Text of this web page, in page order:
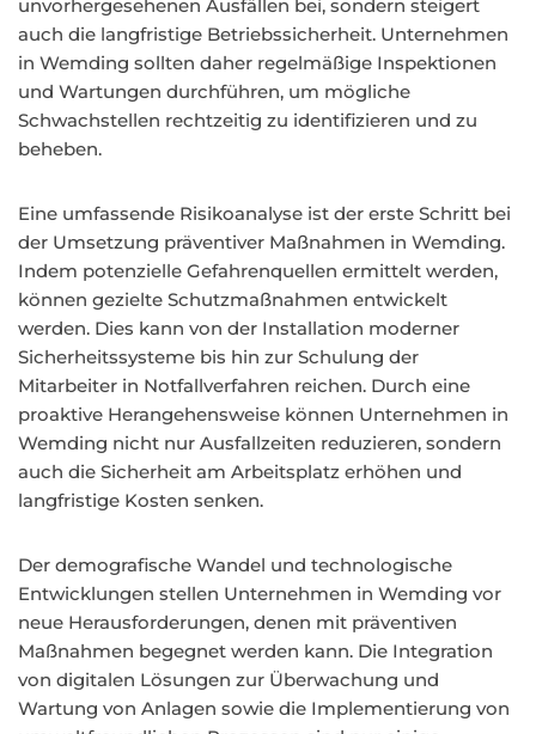
unvorhergesehenen Ausfällen bei, sondern steigert
auch die langfristige Betriebssicherheit. Unternehmen
in Wemding sollten daher regelmäßige Inspektionen
und Wartungen durchführen, um mögliche
Schwachstellen rechtzeitig zu identifizieren und zu
beheben.
Eine umfassende Risikoanalyse ist der erste Schritt bei
der Umsetzung präventiver Maßnahmen in Wemding.
Indem potenzielle Gefahrenquellen ermittelt werden,
können gezielte Schutzmaßnahmen entwickelt
werden. Dies kann von der Installation moderner
Sicherheitssysteme bis hin zur Schulung der
Mitarbeiter in Notfallverfahren reichen. Durch eine
proaktive Herangehensweise können Unternehmen in
Wemding nicht nur Ausfallzeiten reduzieren, sondern
auch die Sicherheit am Arbeitsplatz erhöhen und
langfristige Kosten senken.
Der demografische Wandel und technologische
Entwicklungen stellen Unternehmen in Wemding vor
neue Herausforderungen, denen mit präventiven
Maßnahmen begegnet werden kann. Die Integration
von digitalen Lösungen zur Überwachung und
Wartung von Anlagen sowie die Implementierung von